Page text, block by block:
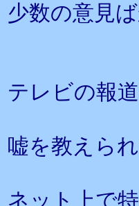
少数の意見
テレビの報
嘘を教えら
ネット上で